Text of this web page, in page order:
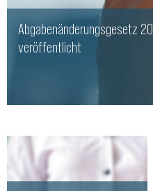
Abgabenänderungsgesetz
veröffentlicht